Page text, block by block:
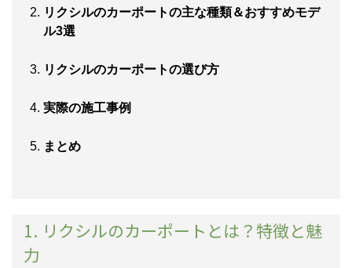
リクシルのカーポートの主な種類＆おすすめモデ
ル3選
リクシルのカーポートの選び方
実際の施工事例
まとめ
1. リクシルのカーポートとは？特徴と魅
力